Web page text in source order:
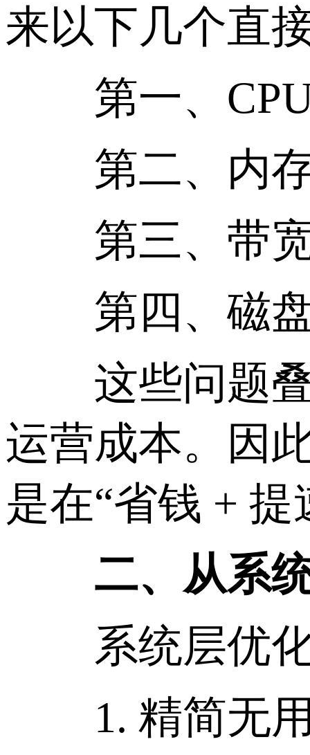
来以下几个直
第一、CPU
第二、内存
第三、带宽
第四、磁盘
这些问题叠
运营成本。因
是在“省钱 +
二、从系统
系统层优化
1. 精简无